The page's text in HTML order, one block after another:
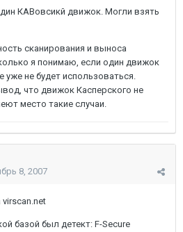
КАВовсикй движок. Могли взять
сканирования и выноса
я понимаю, если один движок
уже не будет использоваться.
что движок Касперского не
место такие случаи.
8, 2007
базой был детект: F-Secure